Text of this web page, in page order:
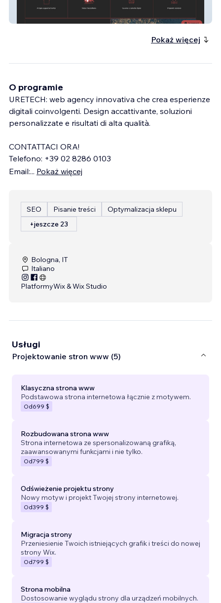
Appartamento Miramon
Pokaż więcej
O programie
URETECH: web agency innovativa che crea esperienze
digitali coinvolgenti. Design accattivante, soluzioni
personalizzate e risultati di alta qualità.
CONTATTACI ORA!
Telefono: +39 02 8286 0103
Email:... Pokaż więcej
SEO Pisanie treści
Optymalizacja sklepu
+jeszcze 23
Bologna, IT
Italiano
PlatformyWix & Wix Studio
Usługi
Projektowanie stron www (5)
Klasyczna strona www
Podstawowa strona internetowa łącznie z motywem.
Od699 $
Rozbudowana strona www
Strona internetowa ze spersonalizowaną grafiką,
zaawansowanymi funkcjami i nie tylko.
Od799 $
Odświeżenie projektu strony
Nowy motyw i projekt Twojej strony internetowej.
Od399 $
Migracja strony
Przeniesienie Twoich istniejących grafik i treści do nowej
strony Wix.
Od799 $
Strona mobilna
Dostosowanie wyglądu strony dla urządzeń mobilnych.